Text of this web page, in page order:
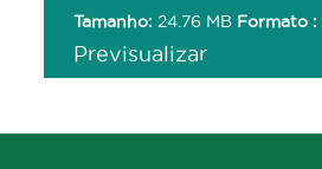
Tamanho: 24.76 MB Formato :
Previsualizar